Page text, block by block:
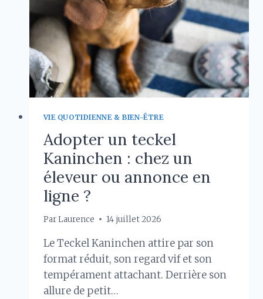
CHIEN
VIE QUOTIDIENNE & BIEN-ÊTRE
Adopter un teckel
Kaninchen : chez un
éleveur ou annonce en
ligne ?
Par Laurence 14 juillet 2026
Le Teckel Kaninchen attire par son
format réduit, son regard vif et son
tempérament attachant. Derrière son
allure de petit…